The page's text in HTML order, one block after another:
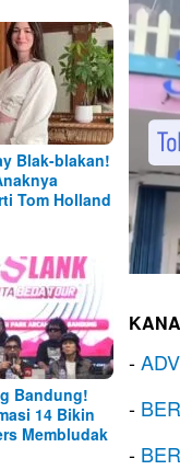
Blak-blakan!
Tom Holland
Bandung!
14 Bikin
Membludak
-
-
-